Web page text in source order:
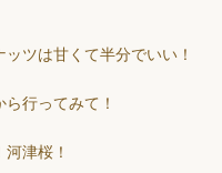
ツは甘くて半分でいい！
行ってみて！
津桜！